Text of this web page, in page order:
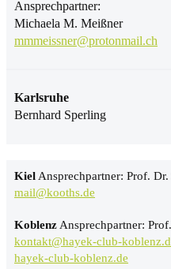
Ansprechpartner:
Michaela M. Meißner
mmmeissner@protonmail.ch
Karlsruhe
Bernhard Sperling
Kiel Ansprechpartner: Prof.
mail@kooths.de
Koblenz Ansprechpartner:
kontakt@hayek-club-
hayek-club-koblenz.de